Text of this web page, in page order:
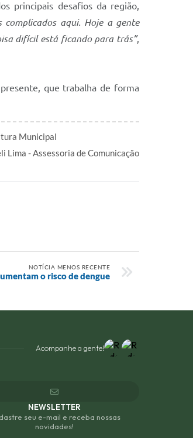
principais desafios da região,
aqui. Hoje a gente
difícil está ficando para trás”,
que trabalha de forma
Municipal
Lima - Assessoria de Comunicação
NOTÍCIA MENOS RECENTE
o risco de dengue
Acompanhe a gente!
NEWSLETTER
seu e-mail e receba nossas
novidades!